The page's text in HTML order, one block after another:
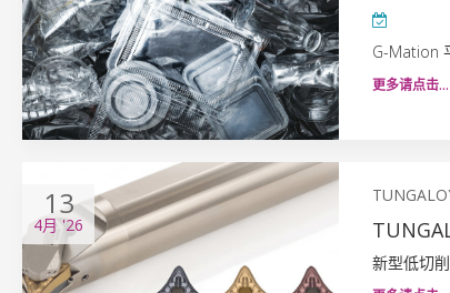
G-Mation
更多请点击…
13
4月 '26
新型低切